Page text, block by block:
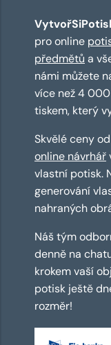
pro online
předmětů a
námi můžete
více než 4
tiskem, který
Skvělé ceny
online návrhář
vlastní potisk.
generování
nahraných
Náš tým
denně na
krokem vaší
potisk ještě
rozměr!